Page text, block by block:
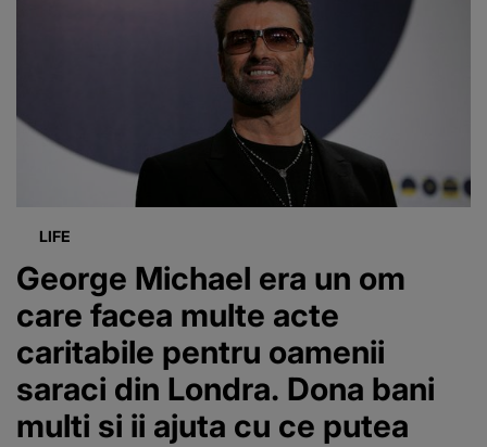
fure geanta
LIFE
George Michael era un om
care facea multe acte
caritabile pentru oamenii
saraci din Londra. Dona bani
multi si ii ajuta cu ce putea